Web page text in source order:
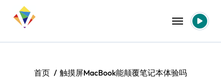
首页 触摸屏MacBook能颠覆笔记本体验吗